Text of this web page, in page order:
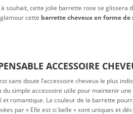
à souhait, cette jolie barrette rose se
cette barrette cheveux en forme de
ACCESSOIRE
sans doute l’accessoire cheveux le plus
du simple accessoire utile pour maintenir
et romantique. La couleur de la barrette
par « Elle est si belle » sont uniques et